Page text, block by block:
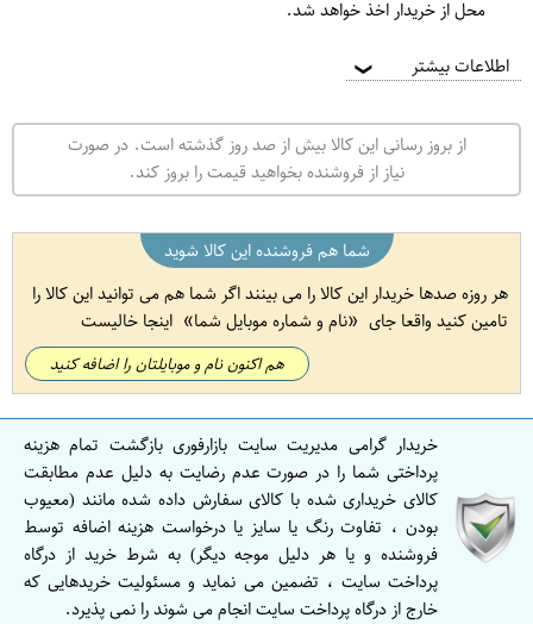
محل از خریدار اخذ خواهد شد.
اطلاعات بیشتر ❯
از بروز رسانی این کالا بیش از صد روز گذشته است. در صورت
نیاز از فروشنده بخواهید قیمت را بروز کند.
شما هم فروشنده این کالا شوید
هر روزه صدها خریدار این کالا را می بینند اگر شما هم می توانید این کالا را
تامین کنید واقعا جای
نام و شماره موبایل شما اینجا خالیست
هم اکنون نام و موبایلتان را اضافه کنید
خریدار گرامی مدیریت سایت بازارفوری بازگشت تمام هزینه
پرداختی شما را در صورت عدم رضایت به دلیل عدم مطابقت
کالای خریداری شده با کالای سفارش داده شده مانند (معیوب
بودن ، تفاوت رنگ یا سایز یا درخواست هزینه اضافه توسط
فروشنده و یا هر دلیل موجه دیگر) به شرط خرید از درگاه
پرداخت سایت ، تضمین می نماید و مسئولیت خریدهایی که
خارج از درگاه پرداخت سایت انجام می شوند را نمی پذیرد.